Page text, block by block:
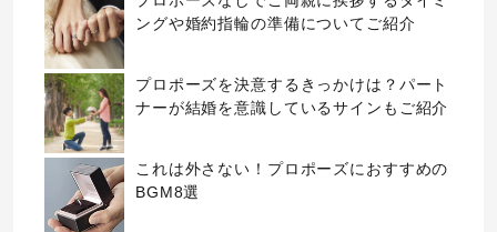
ングや婚約指輪の準備についてご紹介
プロポーズを決意するきっかけは？パート
ナーが結婚を意識しているサインもご紹介
これは外さない！プロポーズにおすすめの
BGM8選